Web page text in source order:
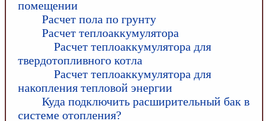
помещении
Расчет пола по грунту
Расчет теплоаккумулятора
Расчет теплоаккумулятора для
твердотопливного котла
Расчет теплоаккумулятора для
накопления тепловой энергии
Куда подключить расширительный бак в
системе отопления?